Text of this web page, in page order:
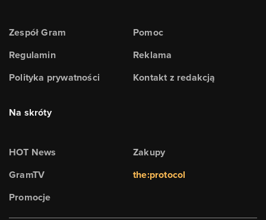
Zespół Gram
Regulamin
Polityka prywatności
Pomoc
Reklama
Kontakt z redakcją
Na skróty
HOT News
GramTV
Promocje
Zakupy
the:protocol